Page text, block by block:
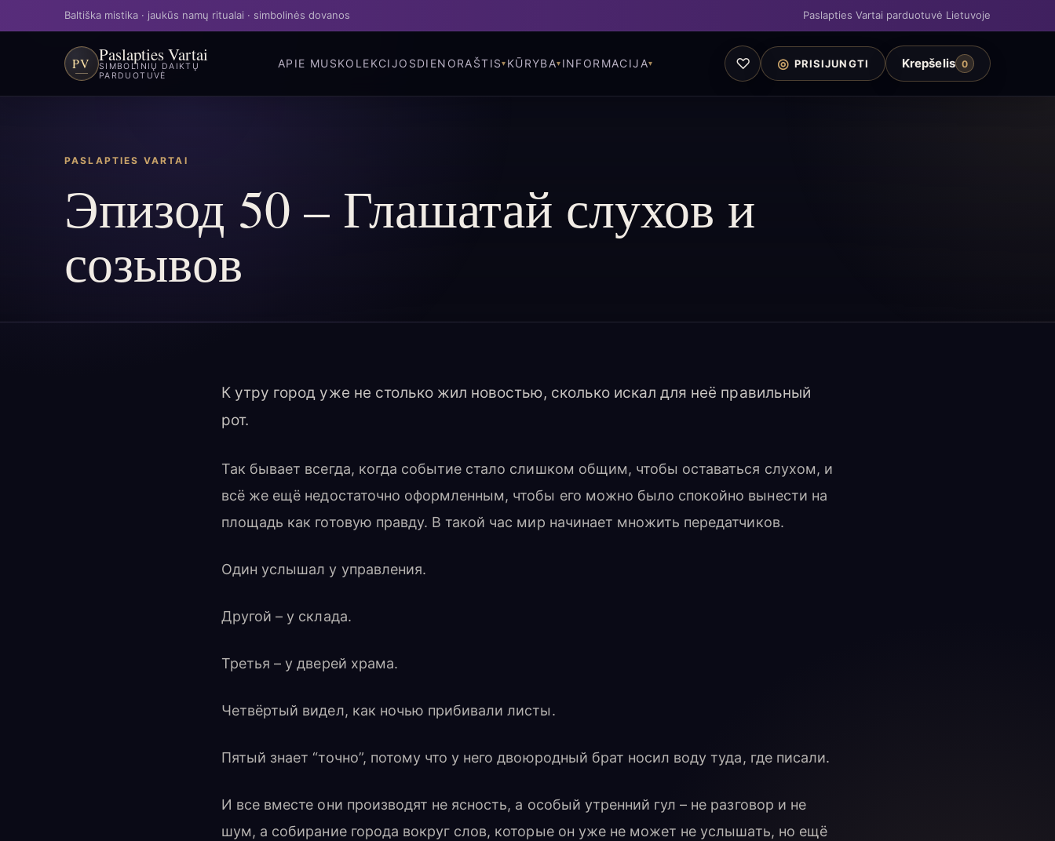
Baltiška mistika · jaukūs namų ritualai · simbolinės dovanos Paslapties Vartai parduotuvė Lietuvoje
PV Paslapties Vartai
SIMBOLINIŲ DAIKTŲ
PARDUOTUVĖ
APIE MUSKOLEKCIJOSDIENORAŠTIS KŪRYBA INFORMACIJA ♡ ◎ PRISIJUNGTI Krepšelis 0
PASLAPTIES VARTAI
Эпизод 50 – Глашатай слухов и
созывов
К утру город уже не столько жил новостью, сколько искал для неё правильный
рот.
Так бывает всегда, когда событие стало слишком общим, чтобы оставаться слухом, и
всё же ещё недостаточно оформленным, чтобы его можно было спокойно вынести на
площадь как готовую правду. В такой час мир начинает множить передатчиков.
Один услышал у управления.
Другой – у склада.
Третья – у дверей храма.
Четвёртый видел, как ночью прибивали листы.
Пятый знает “точно”, потому что у него двоюродный брат носил воду туда, где писали.
И все вместе они производят не ясность, а особый утренний гул – не разговор и не
шум, а собирание города вокруг слов, которые он уже не может не услышать, но ещё